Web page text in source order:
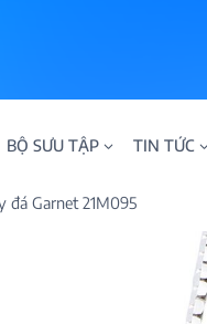
BỘ SƯU TẬP TIN TỨC
đá Garnet 21M095